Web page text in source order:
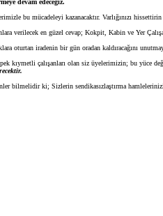
devam edeceğiz.
bu mücadeleyi kazanacaktır. Varlığınızı
verilecek en güzel cevap; Kokpit, Kabin ve Yer
iradenin bir gün oradan kaldıracağını
çalışanları olan siz üyelerimizin; bu yüce
bilmelidir ki; Sizlerin sendikasızlaştırma